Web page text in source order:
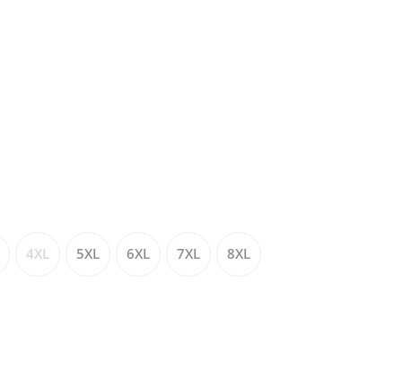
4XL 5XL 6XL 7XL 8XL